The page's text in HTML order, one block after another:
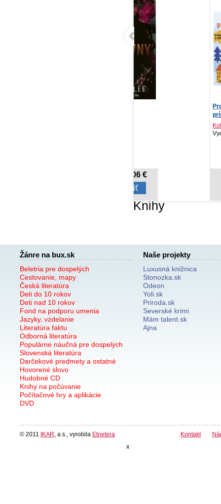
Cena od:
Knihy
Žánre na bux.sk
Beletria pre dospelých
Cestovanie, mapy
Česká literatúra
Deti do 10 rokov
Deti nad 10 rokov
Fond na podporu umenia
Jazyky, vzdelanie
Literatúra faktu
Odborná literatúra
Populárne náučná pre dospelých
Slovenská literatúra
Darčekové predmety a ostatné
Hovorené slovo
Hudobné CD
Knihy na počúvanie
Počítačové hry a aplikácie
DVD
Naše projekty
Luxusná knižnica
Stonozka.sk
Odeon
Yoli.sk
Priroda.sk
Severské krimi
Mám talent.sk
Ajna
© 2011 IKAR , a.s., vyrobila Etnetera Kontakt
x